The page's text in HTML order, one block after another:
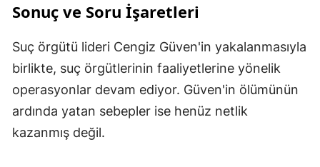
Sonuç ve Soru İşaretleri
Suç örgütü lideri Cengiz Güven'in yakalanmasıyla
birlikte, suç örgütlerinin faaliyetlerine yönelik
operasyonlar devam ediyor. Güven'in ölümünün
ardında yatan sebepler ise henüz netlik
kazanmış değil.